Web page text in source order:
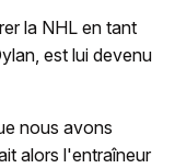
la NHL en tant
est lui devenu
nous avons
alors l'entraîneur